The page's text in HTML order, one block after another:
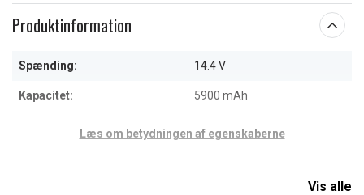
Produktinformation
Spænding: 14.4 V
Kapacitet: 5900 mAh
Læs om betydningen af egenskaberne
Vis alle